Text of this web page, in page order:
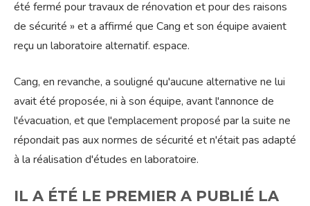
été fermé pour travaux de rénovation et pour des raisons
de sécurité » et a affirmé que Cang et son équipe avaient
reçu un laboratoire alternatif. espace.
Cang, en revanche, a souligné qu'aucune alternative ne lui
avait été proposée, ni à son équipe, avant l'annonce de
l'évacuation, et que l'emplacement proposé par la suite ne
répondait pas aux normes de sécurité et n'était pas adapté
à la réalisation d'études en laboratoire.
IL A ÉTÉ LE PREMIER A PUBLIÉ LA